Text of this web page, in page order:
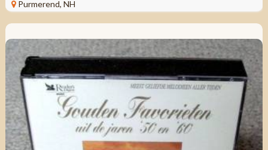
Purmerend, NH